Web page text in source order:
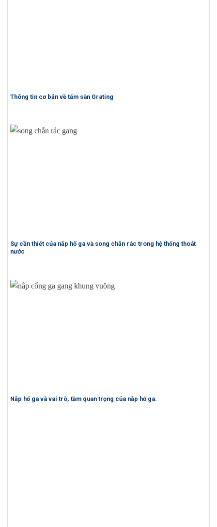
Thông tin cơ bản về tấm sàn Grating
Sự cần thiết của nắp hố ga và song chắn rác trong hệ thống thoát
nước
Nắp hố ga và vai trò, tầm quan trọng của nắp hố ga.